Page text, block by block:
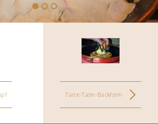
Tarte-Tatin-Backform